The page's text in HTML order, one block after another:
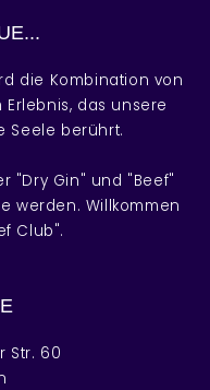
die Kombination von
das unsere
Seele berührt.
"Dry Gin" und "Beef"
werden. Willkommen
Club".
Str. 60